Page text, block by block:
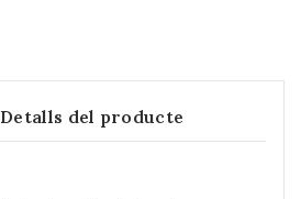
Detalls del producte